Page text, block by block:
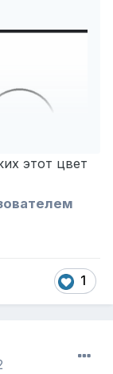
этот цвет
1